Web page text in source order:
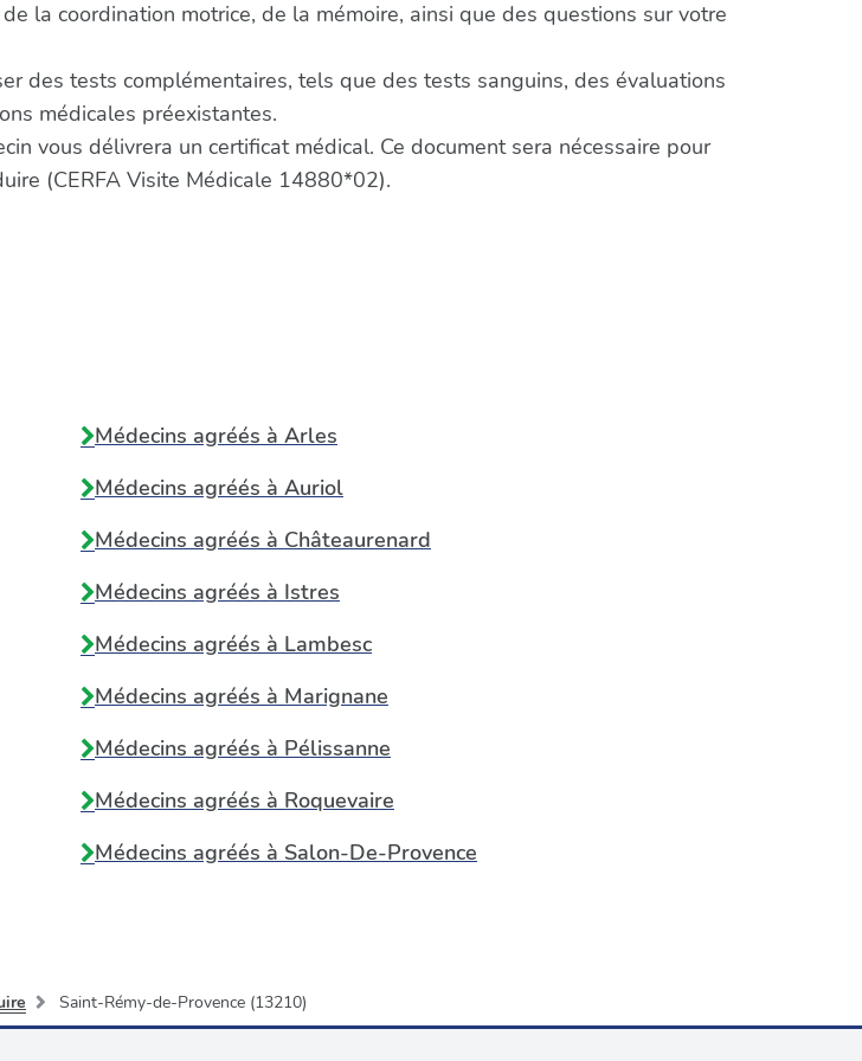
la coordination motrice, de la mémoire, ainsi que des questions sur votre
des tests complémentaires, tels que des tests sanguins, des évaluations
médicales préexistantes.
vous délivrera un certificat médical. Ce document sera nécessaire pour
(CERFA Visite Médicale 14880*02).
Médecins agréés à Arles
Médecins agréés à Auriol
Médecins agréés à Châteaurenard
Médecins agréés à Istres
Médecins agréés à Lambesc
Médecins agréés à Marignane
Médecins agréés à Pélissanne
Médecins agréés à Roquevaire
Médecins agréés à Salon-De-Provence
Saint-Rémy-de-Provence (13210)